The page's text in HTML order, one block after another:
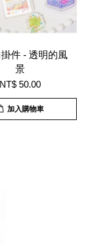
件 - 透明的風
景
NT$ 50.00
加入購物車